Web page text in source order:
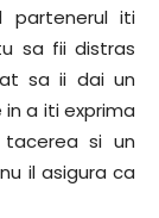
partenerul iti
sa fii distras
sa ii dai un
a iti exprima
si un
il asigura ca